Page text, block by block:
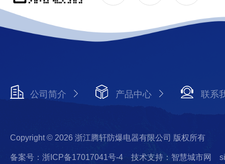
公司简介 产品中心 联系
Copyright © 2026 浙江腾轩防爆电器有限公司 版权所有
备案号：浙ICP备17017041号-4 技术支持：智慧城市网